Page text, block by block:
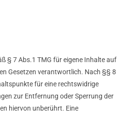
§ 7 Abs.1 TMG für eigene Inhalte auf
Gesetzen verantwortlich. Nach §§ 8
für eine rechtswidrige
zur Entfernung oder Sperrung der
hiervon unberührt. Eine